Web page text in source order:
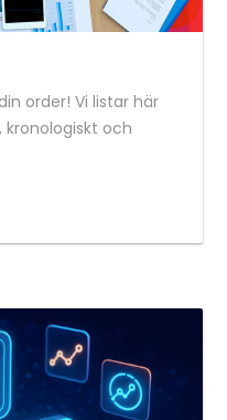
order! Vi listar här
och